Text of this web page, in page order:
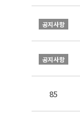
공지사항
공지사항
85